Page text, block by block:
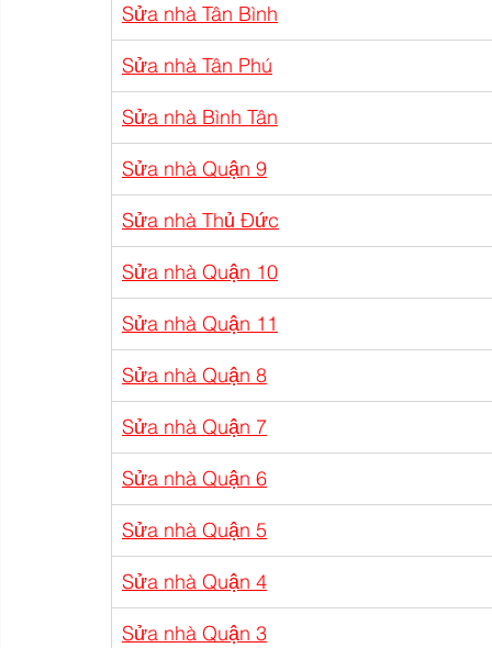
Sửa nhà Tân Bình
Sửa nhà Tân Phú
Sửa nhà Bình Tân
Sửa nhà Quận 9
Sửa nhà Thủ Đức
Sửa nhà Quận 10
Sửa nhà Quận 11
Sửa nhà Quận 8
Sửa nhà Quận 7
Sửa nhà Quận 6
Sửa nhà Quận 5
Sửa nhà Quận 4
Sửa nhà Quận 3